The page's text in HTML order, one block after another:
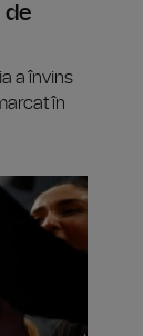
de
a învins
în
de poloDupă o